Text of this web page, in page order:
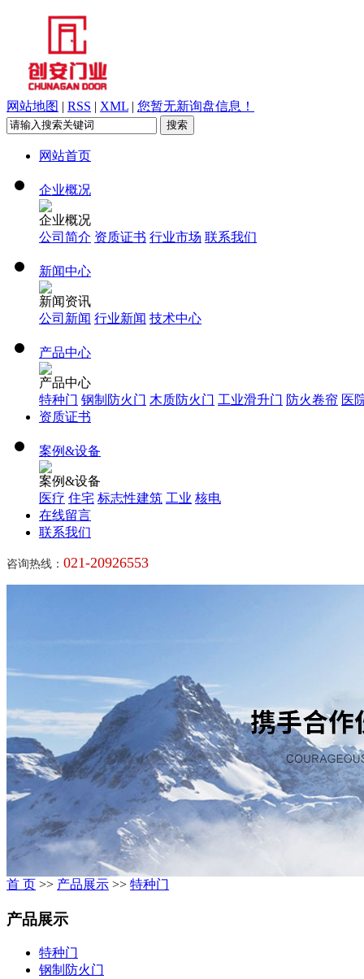
网站地图 | RSS | XML | 您暂无新询盘信息！
网站首页
企业概况
企业概况
公司简介 资质证书 行业市场 联系我们
新闻中心
新闻资讯
公司新闻 行业新闻 技术中心
产品中心
产品中心
特种门 钢制防火门 木质防火门 工业滑升门 防火卷帘 医
资质证书
案例&设备
案例&设备
医疗 住宅 标志性建筑 工业 核电
在线留言
联系我们
咨询热线： 021-20926553
首 页 >> 产品展示 >> 特种门
产品展示
特种门
钢制防火门